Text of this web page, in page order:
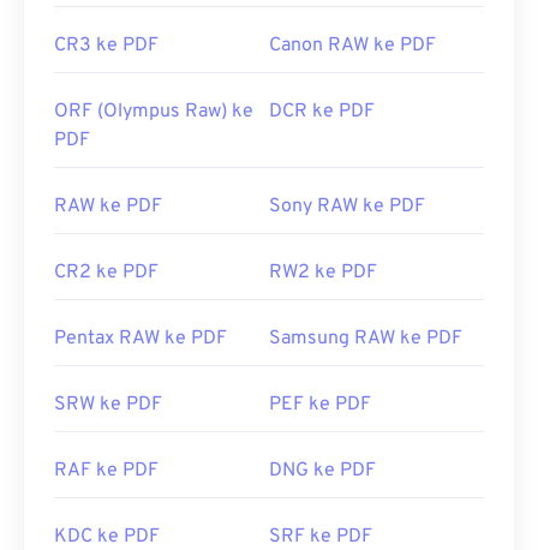
CR3 ke PDF Canon RAW ke PDF
ORF (Olympus Raw) ke
PDF
DCR ke PDF
RAW ke PDF Sony RAW ke PDF
CR2 ke PDF RW2 ke PDF
Pentax RAW ke PDF Samsung RAW ke PDF
SRW ke PDF PEF ke PDF
RAF ke PDF DNG ke PDF
KDC ke PDF SRF ke PDF